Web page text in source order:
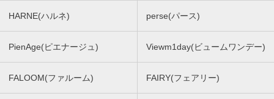
HARNE(ハルネ) perse(パース)
PienAge(ピエナージュ) Viewm1day(ビュームワンデー)
FALOOM(ファルーム) FAIRY(フェアリー)